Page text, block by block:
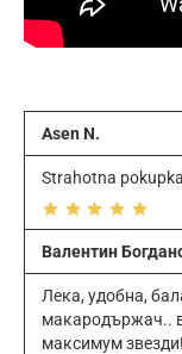
Asen N.
Strahotna
Валентин
Лека, удобна,
макародържач..
максимум звезди!